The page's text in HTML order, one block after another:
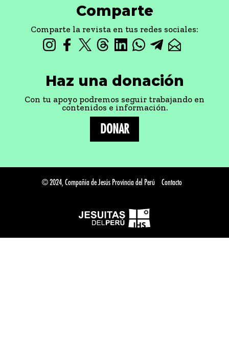
Comparte
Comparte la revista en tus redes sociales:
Haz una donación
Con tu apoyo podremos seguir trabajando en
contenidos e información.
DONAR
© 2024, Compañía de Jesús Provincia del Perú Contacto